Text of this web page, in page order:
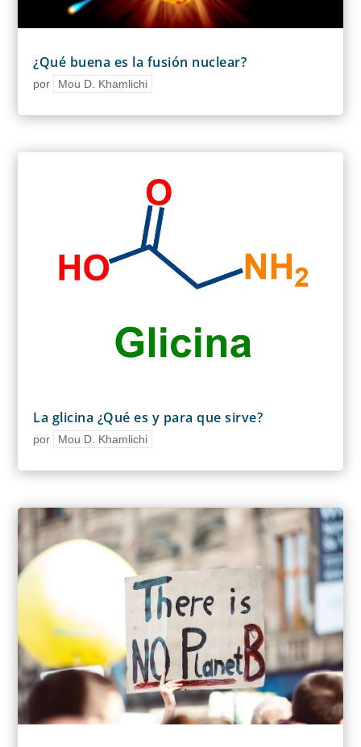
¿Qué buena es la fusión nuclear?
por Mou D. Khamlichi
La glicina ¿Qué es y para que sirve?
por Mou D. Khamlichi